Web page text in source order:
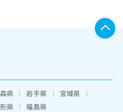
県 岩手県
宮城県
県
福島県